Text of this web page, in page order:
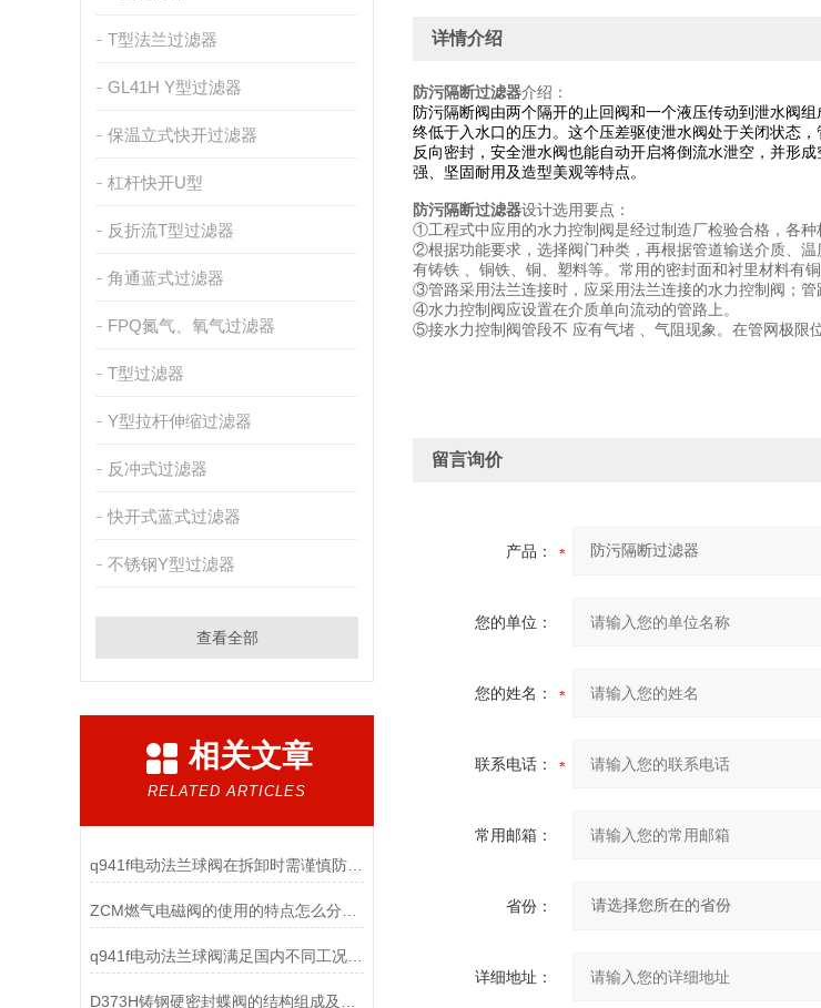
T型法兰过滤器
GL41H Y型过滤器
保温立式快开过滤器
杠杆快开U型
反折流T型过滤器
角通蓝式过滤器
FPQ氮气、氧气过滤器
T型过滤器
Y型拉杆伸缩过滤器
反冲式过滤器
快开式蓝式过滤器
不锈钢Y型过滤器
查看全部
相关文章
RELATED ARTICLES
q941f电动法兰球阀在拆卸时需谨慎防止损坏密封圈而泄露
q941f电动法兰球阀满足国内不同工况的需求
详情介绍
防污隔断过滤器介绍：
防污隔断阀由两个隔开的止回阀和一个液压传动到泄水阀
终低于入水口的压力。这个压差驱使泄水阀处于关闭状态
反向密封，安全泄水阀也能自动开启将倒流水泄空，并形
强、坚固耐用及造型美观等特点。
防污隔断过滤器设计选用要点：
①工程式中应用的水力控制阀是经过制造厂检验合格，各种
②根据功能要求，选择阀门种类，再根据管道输送介质、
有铸铁 、铜铁、铜、塑料等。常用的密封面和衬里材料有
③管路采用法兰连接时，应采用法兰连接的水力控制阀；管
④水力控制阀应设置在介质单向流动的管路上。
⑤接水力控制阀管段不 应有气堵 、气阻现象。在管网极限
留言询价
产品：
您的单位：
您的姓名：
联系电话：
常用邮箱：
省份：
详细地址：